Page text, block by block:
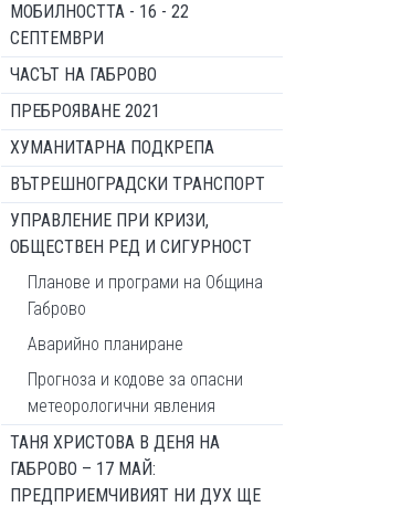
МОБИЛНОСТТА - 16 - 22
СЕПТЕМВРИ
ЧАСЪТ НА ГАБРОВО
ПРЕБРОЯВАНЕ 2021
ХУМАНИТАРНА ПОДКРЕПА
ВЪТРЕШНОГРАДСКИ ТРАНСПОРТ
УПРАВЛЕНИЕ ПРИ КРИЗИ,
ОБЩЕСТВЕН РЕД И СИГУРНОСТ
Планове и програми на Община
Габрово
Аварийно планиране
Прогноза и кодове за опасни
метеорологични явления
ТАНЯ ХРИСТОВА В ДЕНЯ НА
ГАБРОВО – 17 МАЙ:
ПРЕДПРИЕМЧИВИЯТ НИ ДУХ ЩЕ